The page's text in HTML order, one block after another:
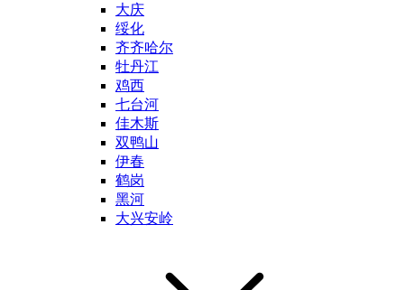
大庆
绥化
齐齐哈尔
牡丹江
鸡西
七台河
佳木斯
双鸭山
伊春
鹤岗
黑河
大兴安岭